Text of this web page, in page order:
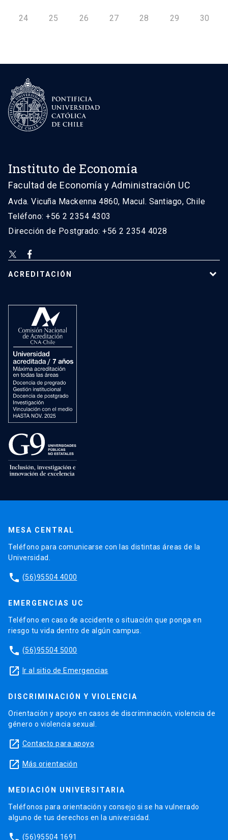
24 25 26 27 28 29 30
Instituto de Economía
Facultad de Economía y Administración UC
Avda. Vicuña Mackenna 4860, Macul. Santiago, Chile
Teléfono: +56 2 2354 4303
Dirección de Postgrado: +56 2 2354 4028
ACREDITACIÓN
MESA CENTRAL
Teléfono para comunicarse con las distintas áreas de la
Universidad.
phone (56)95504 4000
EMERGENCIAS UC
Teléfono en caso de accidente o situación que ponga en
riesgo tu vida dentro de algún campus.
phone (56)95504 5000
launch Ir al sitio de Emergencias
DISCRIMINACIÓN Y VIOLENCIA
Orientación y apoyo en casos de discriminación, violencia de
género o violencia sexual.
launch Contacto para apoyo
launch Más orientación
MEDIACIÓN UNIVERSITARIA
Teléfonos para orientación y consejo si se ha vulnerado
alguno de tus derechos en la universidad.
(56)95504 1691